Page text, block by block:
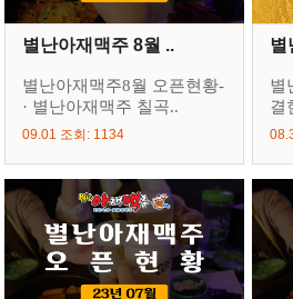
별난아재맥주 8월 ..
별난아재맥주8월 오픈현황-
· 별난아재맥주 칠곡..
09.01 조회: 1134
별
별
결